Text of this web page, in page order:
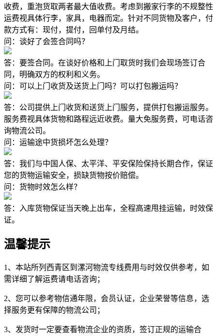
收费，重泡货取两者最大值收费。考虑到搬家行李的不规整性
运费视具体行李，家具，电器而定。针对不同货物及客户，付
款方式有：现付，提付，回单付及月结。
问：谈好了会签合同吗？
答：要签合同。在谈好价格和上门取货时我们会现场签订合
同，明确双方的权利和义务。
问：可以上门收货及送货上门吗？可以打包搬运吗？
答：公司提供上门收货和送货上门服务，提供打包搬运服务。
服务费视具体货物和路程远近收费。量大免服务费，可电话咨
询物流公司。
问：运输途中货损坏怎么处理？
答：我们与中国人保、太平洋、平安保险保持长期合作，保证
您的货物运输安全，损缺货物按价赔偿。
问：货物时效怎么样？
答：入库货物保证当天晚上出车，全程高速甩挂运输，时效保
证。
温馨提示
1、本站所列西青区到漯河物流专线费用与时效仅供参考，如
需详细了解运费请电话咨询；
2、您可以参考物信通年限，会员认证，企业荣誉等信息，选
择服务更有保障的物流公司；
3、发货时一定要查看物流企业的资质，签订正规的运输合